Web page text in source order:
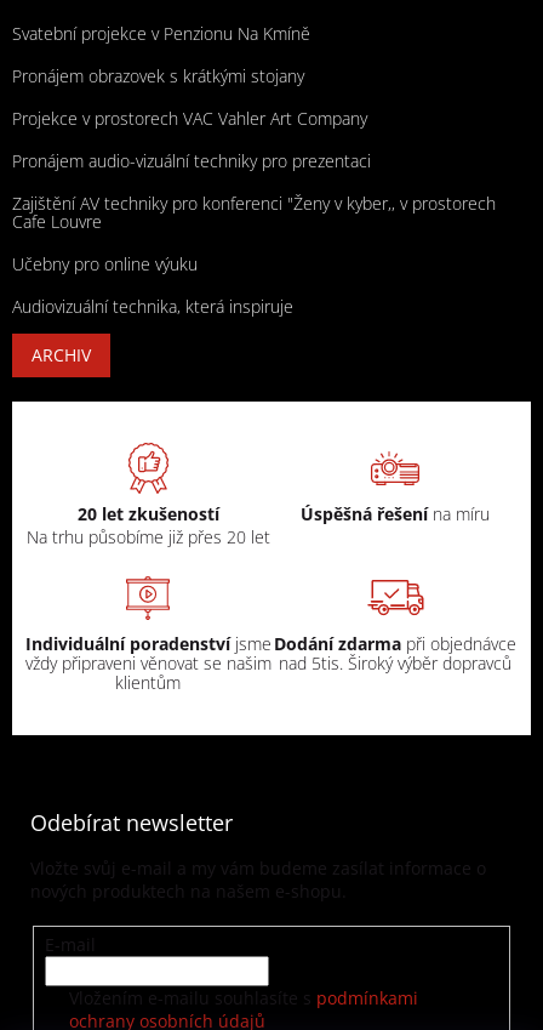
Svatební projekce v Penzionu Na Kmíně
Pronájem obrazovek s krátkými stojany
Projekce v prostorech VAC Vahler Art Company
Pronájem audio-vizuální techniky pro prezentaci
Zajištění AV techniky pro konferenci "Ženy v kyber,, v prostorech
Cafe Louvre
Učebny pro online výuku
Audiovizuální technika, která inspiruje
ARCHIV
20 let zkušeností
Na trhu působíme již přes 20 let
Úspěšná řešení na míru
Individuální poradenstvíjsme
vždy připraveni věnovat se našim
klientům
Dodání zdarma při objednávce
nad 5tis. Široký výběr dopravců
Odebírat newsletter
Vložte svůj e-mail a my vám budeme zasílat informace o
nových produktech na našem e-shopu.
E-mail
Vložením e-mailu souhlasíte s podmínkami
ochrany osobních údajů